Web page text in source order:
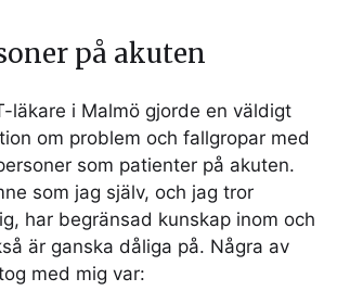
på akuten
läkare i Malmö gjorde en väldigt
om problem och fallgropar med
som patienter på akuten.
som jag själv, och jag tror
har begränsad kunskap inom och
är ganska dåliga på. Några av
med mig var: